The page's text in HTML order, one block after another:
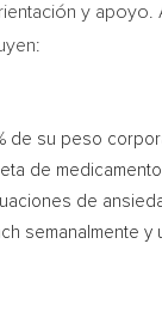
y
su peso
de
de
semanalmente